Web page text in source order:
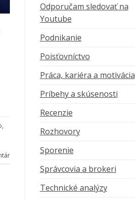
Odporučam sledovať na
Youtube
Podnikanie
Poisťovníctvo
Práca, kariéra a motivácia
Príbehy a skúsenosti
Recenzie
Rozhovory
Sporenie
Správcovia a brokeri
Technické analýzy